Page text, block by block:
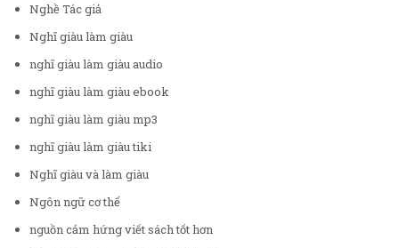
Nghề Tác giả
Nghĩ giàu làm giàu
nghĩ giàu làm giàu audio
nghĩ giàu làm giàu ebook
nghĩ giàu làm giàu mp3
nghĩ giàu làm giàu tiki
Nghĩ giàu và làm giàu
Ngôn ngữ cơ thể
nguồn cảm hứng viết sách tốt hơn